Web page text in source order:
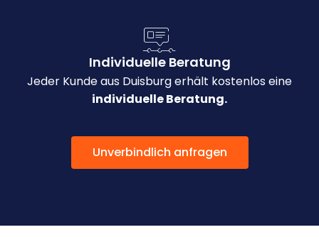
Individuelle Beratung
Jeder Kunde aus Duisburg erhält kostenlos eine
individuelle Beratung.
Unverbindlich anfragen